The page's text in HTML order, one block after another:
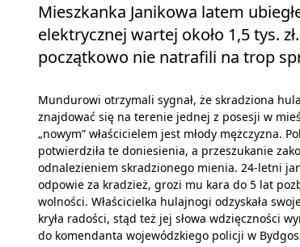
Mieszkanka Janikowa latem
elektrycznej wartej około 1,5 tys.
początkowo nie natrafili na trop
Mundurowi otrzymali sygnał, że skradziona
znajdować się na terenie jednej z posesji w
„nowym” właścicielem jest młody mężczyzna.
potwierdziła te doniesienia, a przeszukanie
odnalezieniem skradzionego mienia. 24-letni
odpowie za kradzież, grozi mu kara do 5 lat
wolności. Właścicielka hulajnogi odzyskała
kryła radości, stąd też jej słowa wdzięczności
do komendanta wojewódzkiego policji w